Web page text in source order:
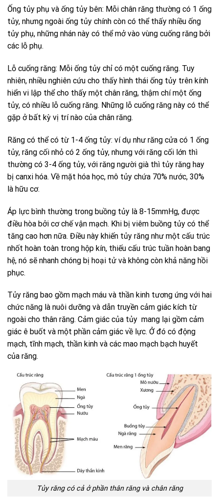
Ống tủy phụ và ống tủy bên: Mỗi chân răng thường có 1 ống
tủy, nhưng ngoài ống tủy chính còn có thể thấy nhiều ống
tủy phụ, những nhán này có thể mở vào vùng cuống răng bởi
các lỗ phụ.
Lỗ cuống răng: Mỗi ống tủy chỉ có một cuống răng. Tuy
nhiên, nhiều nghiên cứu cho thấy hình thái ống tủy trên kính
hiển vi lập thể cho thấy một chân răng, thậm chí một ống
tủy, có nhiều lỗ cuống răng. Những lỗ cuống răng này có thể
gặp ở bất kỳ vị trí nào của chân răng.
Răng có thể có từ 1-4 ống tủy: ví dụ như răng cửa có 1 ống
tủy, răng cối nhỏ có 2 ống tủy, nhưng với răng cối lớn thì
thường có 3-4 ống tủy, với răng người già thì tủy răng hay
bị canxi hóa. Về mặt hóa học, mô tủy chứa 70% nước, 30%
là hữu cơ.
Áp lực bình thường trong buồng tủy là 8-15mmHg, được
điều hòa bởi cơ chế vận mạch. Khi bị viêm buồng tủy có thể
tăng cao hơn nữa. Điều này khiến tủy răng như một cấu trúc
nhốt hoàn toàn trong hộp kín, thiếu cấu trúc tuần hoàn bang
hệ, nó sẽ nhanh chóng bị hoại tử và không còn khả năng hồi
phục.
Tủy răng bao gồm mạch máu và thần kinh tương ứng với hai
chức năng là nuôi dưỡng và dẫn truyền cảm giác kích từ
ngoài cho thân răng. Cảm giác của tủy mang lại gồm cảm
giác ê buốt và một phần cảm giác về lực. Ở đó có động
mạch, tĩnh mạch, thần kinh và các mao mạch bạch huyết
của răng.
Tủy răng có cả ở phần thân răng và chân răng